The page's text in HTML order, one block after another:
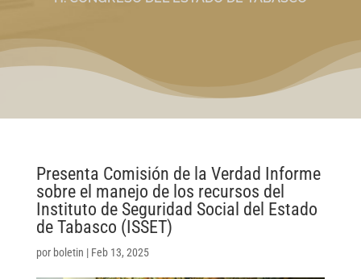
Presenta Comisión de la Verdad Informe
sobre el manejo de los recursos del
Instituto de Seguridad Social del Estado
de Tabasco (ISSET)
por boletin | Feb 13, 2025